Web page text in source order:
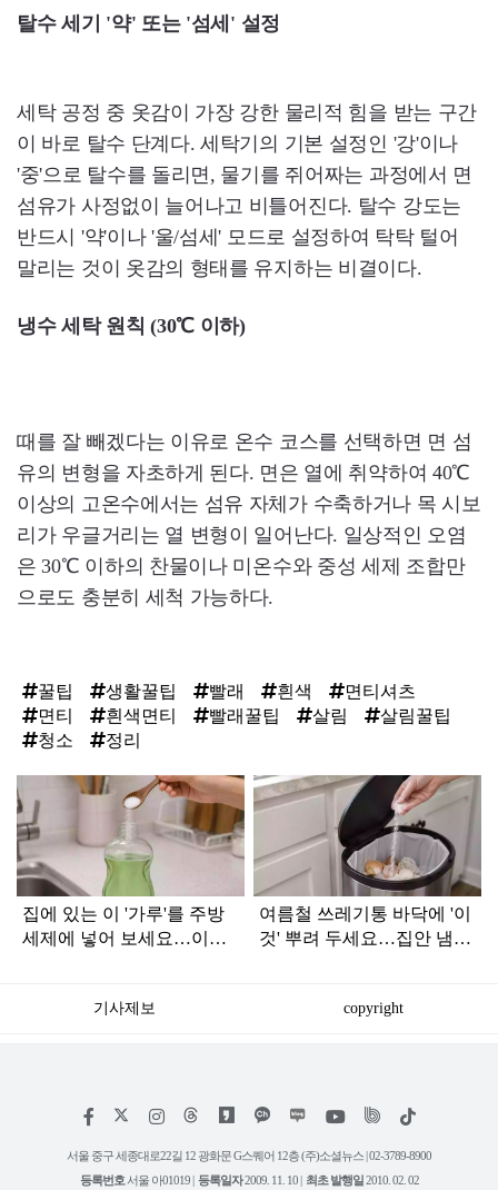
탈수 세기 '약' 또는 '섬세' 설정
세탁 공정 중 옷감이 가장 강한 물리적 힘을 받는 구간
이 바로 탈수 단계다. 세탁기의 기본 설정인 '강'이나
'중'으로 탈수를 돌리면, 물기를 쥐어짜는 과정에서 면
섬유가 사정없이 늘어나고 비틀어진다. 탈수 강도는
반드시 '약'이나 '울/섬세' 모드로 설정하여 탁탁 털어
말리는 것이 옷감의 형태를 유지하는 비결이다.
냉수 세탁 원칙 (30℃ 이하)
때를 잘 빼겠다는 이유로 온수 코스를 선택하면 면 섬
유의 변형을 자초하게 된다. 면은 열에 취약하여 40℃
이상의 고온수에서는 섬유 자체가 수축하거나 목 시보
리가 우글거리는 열 변형이 일어난다. 일상적인 오염
은 30℃ 이하의 찬물이나 미온수와 중성 세제 조합만
으로도 충분히 세척 가능하다.
꿀팁 생활꿀팁 빨래 흰색
면티셔츠
면티
흰색면티 빨래꿀팁 살림
살림꿀팁
청소
정리
탑
라
인
집에 있는 이 '가루'를 주방
세제에 넣어 보세요…이런
여름철 쓰레기통 바닥에 '이
것' 뿌려 두세요…집안 냄새
기사제보 copyright
페
스
인
타
램
위
트
유
틱
서울 중구 세종대로22길 12 광화문 G스퀘어 12층 (주)소셜뉴스 | 02-3789-8900
등록번호 서울 아01019 | 등록일자2009. 11. 10 | 최초 발행일2010. 02. 02